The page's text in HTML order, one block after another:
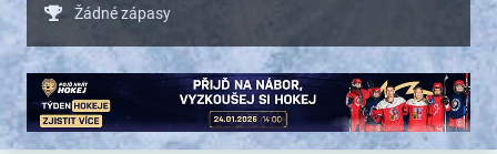
Žádné zápasy